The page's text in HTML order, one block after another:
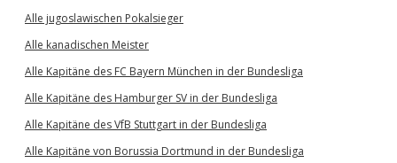
Alle jugoslawischen Pokalsieger
Alle kanadischen Meister
Alle Kapitäne des FC Bayern München in der Bundesliga
Alle Kapitäne des Hamburger SV in der Bundesliga
Alle Kapitäne des VfB Stuttgart in der Bundesliga
Alle Kapitäne von Borussia Dortmund in der Bundesliga